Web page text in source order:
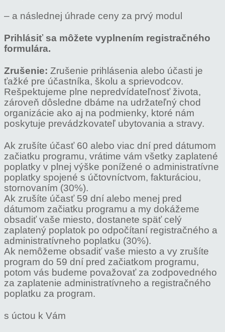
– a následnej úhrade ceny za prvý modul
Prihlásiť sa môžete vyplnením registračného
formulára.
Zrušenie: Zrušenie prihlásenia alebo účasti je
ťažké pre účastníka, školu a sprievodcov.
Rešpektujeme plne nepredvídateľnosť života,
zároveň dôsledne dbáme na udržateľný chod
organizácie ako aj na podmienky, ktoré nám
poskytuje prevádzkovateľ ubytovania a stravy.
Ak zrušíte účasť 60 alebo viac dní pred dátumom
začiatku programu, vrátime vám všetky zaplatené
poplatky v plnej výške ponížené o administratívne
poplatky spojené s účtovníctvom, fakturáciou,
stornovaním (30%).
Ak zrušíte účasť 59 dní alebo menej pred
dátumom začiatku programu a my dokážeme
obsadiť vaše miesto, dostanete späť celý
zaplatený poplatok po odpočítaní registračného a
administratívneho poplatku (30%).
Ak nemôžeme obsadiť vaše miesto a vy zrušíte
program do 59 dní pred začiatkom programu,
potom vás budeme považovať za zodpovedného
za zaplatenie administratívneho a registračného
poplatku za program.
s úctou k Vám